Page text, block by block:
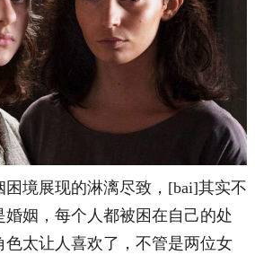
境展现的淋漓尽致，[bai]其实不
婚姻，每个人都被困在自己的处
太让人喜欢了，不管是两位女